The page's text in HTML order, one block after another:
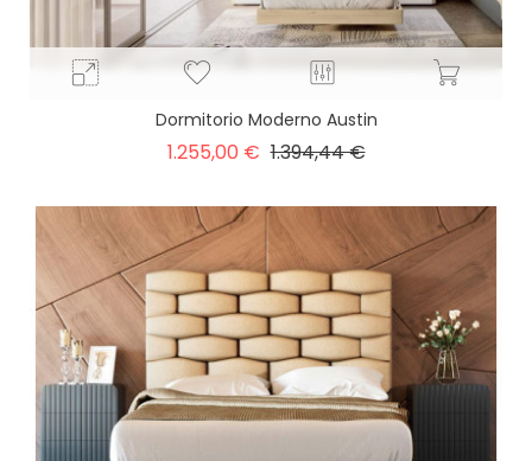
Dormitorio Moderno Austin
1.255,00 € Precio
1.394,44 €Precio